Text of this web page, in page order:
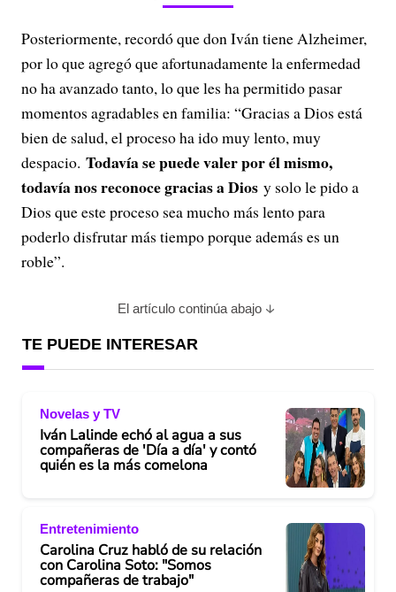
Posteriormente, recordó que don Iván tiene Alzheimer,
por lo que agregó que afortunadamente la enfermedad
no ha avanzado tanto, lo que les ha permitido pasar
momentos agradables en familia: “Gracias a Dios está
bien de salud, el proceso ha ido muy lento, muy
despacio. Todavía se puede valer por él mismo,
todavía nos reconoce gracias a Dios y solo le pido a
Dios que este proceso sea mucho más lento para
poderlo disfrutar más tiempo porque además es un
roble”.
El artículo continúa abajo
TE PUEDE INTERESAR
Novelas y TV
Iván Lalinde echó al agua a sus
compañeras de 'Día a día' y contó
quién es la más comelona
Entretenimiento
Carolina Cruz habló de su relación
con Carolina Soto: "Somos
compañeras de trabajo"